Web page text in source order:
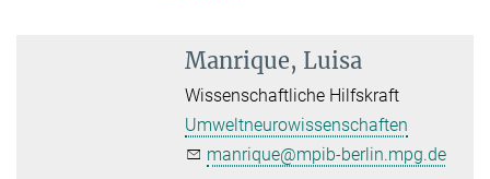
Manrique, Luisa
Wissenschaftliche Hilfskraft
Umweltneurowissenschaften
manrique@mpib-berlin.mpg.de